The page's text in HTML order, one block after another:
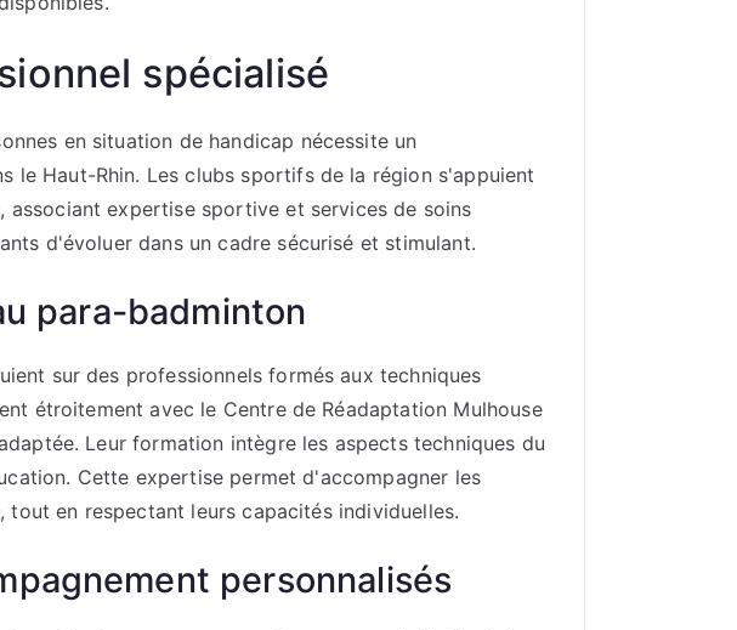
spécialisé
en situation de handicap nécessite un
le Haut-Rhin. Les clubs sportifs de la région s'appuient
associant expertise sportive et services de soins
d'évoluer dans un cadre sécurisé et stimulant.
para-badminton
sur des professionnels formés aux techniques
étroitement avec le Centre de Réadaptation Mulhouse
Leur formation intègre les aspects techniques du
Cette expertise permet d'accompagner les
en respectant leurs capacités individuelles.
personnalisés